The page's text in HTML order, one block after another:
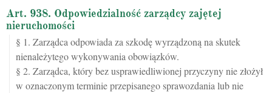
Art. 938. Odpowiedzialność zarządcy zajętej
nieruchomości
§ 1. Zarządca odpowiada za szkodę wyrządzoną na skutek
nienależytego wykonywania obowiązków.
§ 2. Zarządca, który bez usprawiedliwionej przyczyny nie złożył
w oznaczonym terminie przepisanego sprawozdania lub nie